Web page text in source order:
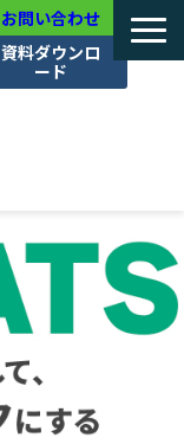
お問い合わせ
資料ダウンロ
ード